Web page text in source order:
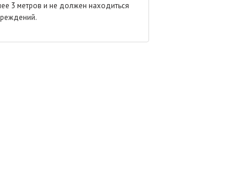
3 метров и не должен находиться